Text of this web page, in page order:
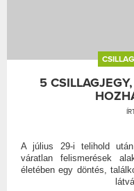
5
A július 29-i telihold
váratlan felismerések
életében egy döntés,